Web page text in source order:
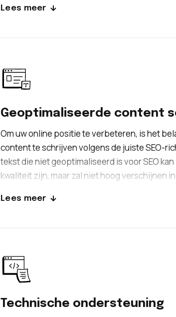
vertragingen veroorzaken of de zichtbaarheid
geoptimaliseerd is in zijn werking.
Lees meer
Geoptimaliseerde content
Om uw online positie te verbeteren, is het
content te schrijven volgens de juiste SEO-
tekst die niet geoptimaliseerd is voor SEO
kwaliteit zijn, maar zal niet hoog verschijnen
houdt in dat er aandacht wordt besteed aan
rekenen op ons team van ervaren SEO-
kunnen geoptimaliseerde teksten leveren om
Lees meer
Technische ondersteuning